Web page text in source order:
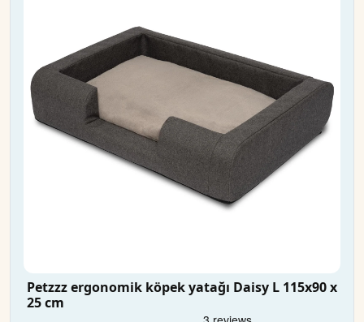
Petzzz ergonomik köpek yatağı Daisy L 115x90 x
25 cm